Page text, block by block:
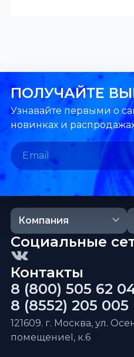
ПОЛУЧАЙТЕ
Узнавайте первыми о
новинках и
Компания
Контакты
8 (800) 505 62
8 (8552) 205 005
121609. г. Москва, ул.
помещениеI, к.6
Социальные